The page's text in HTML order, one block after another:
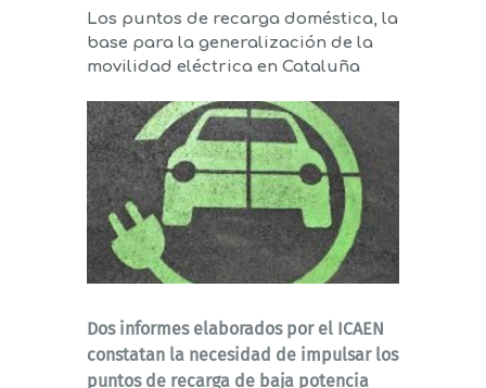
Los puntos de recarga doméstica, la
base para la generalización de la
movilidad eléctrica en Cataluña
Dos informes elaborados por el ICAEN
constatan la necesidad de impulsar los
puntos de recarga de baja potencia